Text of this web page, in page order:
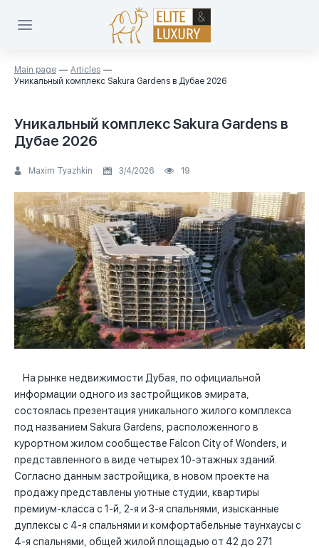
Main page
Articles
Уникальный комплекс Sakura Gardens в Дубае 2026
Уникальный комплекс Sakura Gardens в
Дубае 2026
Maxim Tyazhkin 3/4/2026 19
На рынке недвижимости Дубая, по официальной
информации одного из застройщиков эмирата,
состоялась презентация уникального жилого комплекса
под названием Sakura Gardens, расположенного в
курортном жилом сообществе Falcon City of Wonders, и
представленного в виде четырех 10-этажных зданий.
Согласно данным застройщика, в новом проекте на
продажу представлены уютные студии, квартиры
премиум-класса с 1-й, 2-я и 3-я спальнями, изысканные
дуплексы с 4-я спальнями и комфортабельные таунхаусы с
4-я спальнями, общей жилой площадью от 42 до 271